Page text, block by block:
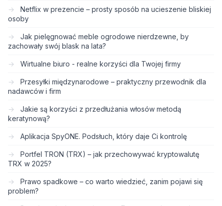
Netflix w prezencie – prosty sposób na ucieszenie bliskiej
osoby
Jak pielęgnować meble ogrodowe nierdzewne, by
zachowały swój blask na lata?
Wirtualne biuro - realne korzyści dla Twojej firmy
Przesyłki międzynarodowe – praktyczny przewodnik dla
nadawców i firm
Jakie są korzyści z przedłużania włosów metodą
keratynową?
Aplikacja SpyONE. Podsłuch, który daje Ci kontrolę
Portfel TRON (TRX) – jak przechowywać kryptowalutę
TRX w 2025?
Prawo spadkowe – co warto wiedzieć, zanim pojawi się
problem?